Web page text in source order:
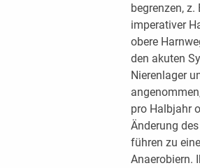
begrenzen,
imperativer
obere
den akuten
Nierenlager
pro Halbjahr
Änderung
führen zu
Anaerobiern.